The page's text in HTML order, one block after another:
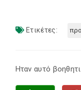
Ετικέτες:
Ηταν αυτό